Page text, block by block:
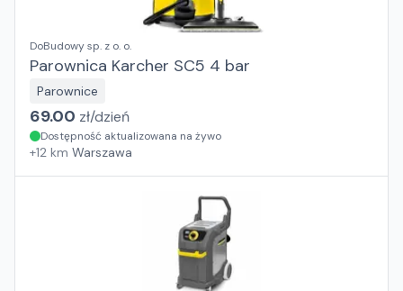
DoBudowy sp. z o. o.
Parownica Karcher SC5 4 bar
Parownice
69.00 zł/dzień
Dostępność aktualizowana na żywo
+12 km Warszawa